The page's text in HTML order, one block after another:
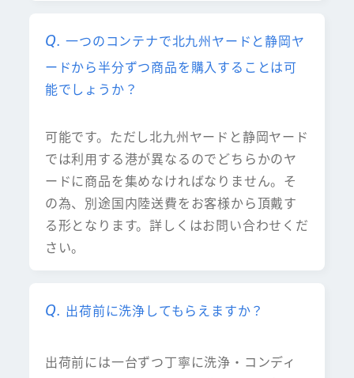
一つのコンテナで北九州ヤードと静岡ヤ
ードから半分ずつ商品を購入することは可
能でしょうか？
可能です。ただし北九州ヤードと静岡ヤード
では利用する港が異なるのでどちらかのヤ
ードに商品を集めなければなりません。そ
の為、別途国内陸送費をお客様から頂戴す
る形となります。詳しくはお問い合わせくだ
さい。
出荷前に洗浄してもらえますか？
出荷前には一台ずつ丁寧に洗浄・コンディ